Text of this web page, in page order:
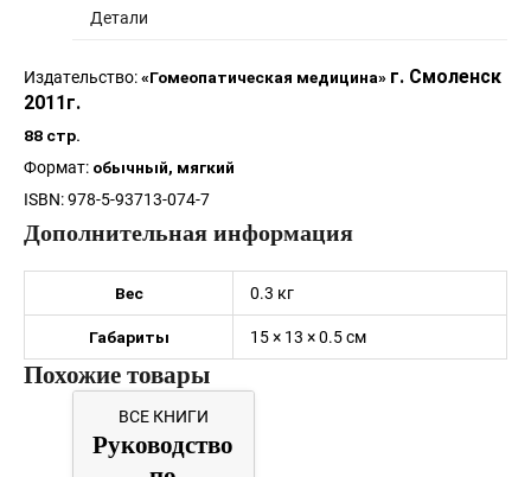
Детали
Издательство:«Гомеопатическая медицина» г. Смоленск
2011г.
88 стр.
Формат: обычный, мягкий
ISBN: 978-5-93713-074-7
Дополнительная информация
Вес 0.3 кг
Габариты 15 × 13 × 0.5 см
Похожие товары
ВСЕ КНИГИ
Руководство